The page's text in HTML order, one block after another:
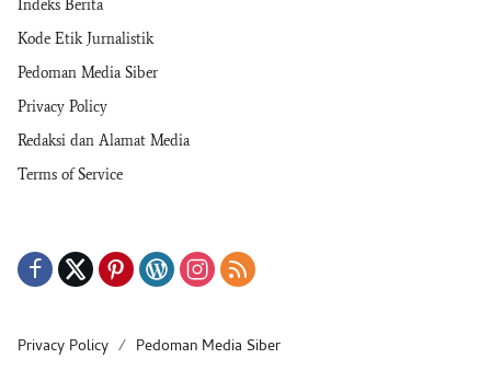
Indeks Berita
Kode Etik Jurnalistik
Pedoman Media Siber
Privacy Policy
Redaksi dan Alamat Media
Terms of Service
Privacy Policy Pedoman Media Siber